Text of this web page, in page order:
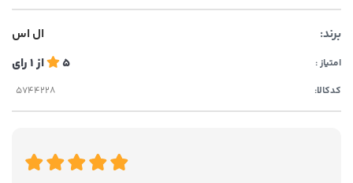
برند: ال اس
امتیاز : 5 از1رای
کدکالا: